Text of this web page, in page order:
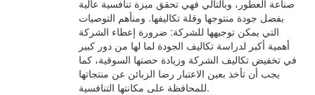
صناعة العطور، وبالتالي فهي تحقق ميزة تنافسية عالية
بفضل جودة منتوجها وقلة تكاليفها. ومنأهم التوصيات
التي يمكن توجيهها للشركة: ضرورة إعطاء الشركة
أهمية أكبر لدراسة تكاليف الجودة لما لها من دور كبير
في تخفيض تكاليف الشركة وزيادة حصتها السوقية، كما
يجب أن تأخذ بعين الاعتبار رضا الزبائن عن منتجاتها
للمحافظة على مكانتها التنافسية.